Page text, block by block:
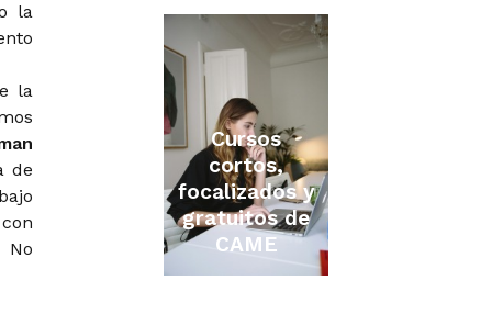
la
la
de
Cursos
cortos,
focalizados y
gratuitos de
CAME